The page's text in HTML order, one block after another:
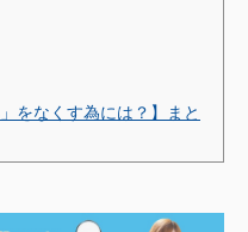
をなくす為には？】まと